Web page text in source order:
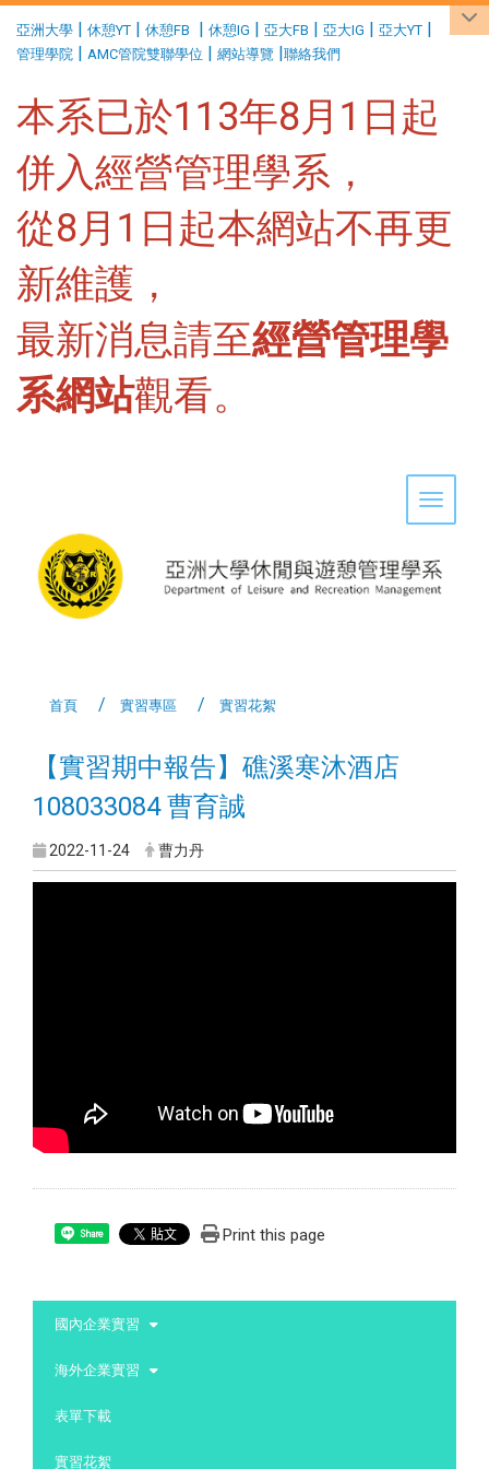
亞洲大學 | 休憩YT | 休憩FB | 休憩IG | 亞大FB | 亞大IG | 亞大YT |
管理學院 | AMC管院雙聯學位 | 網站導覽 |聯絡我們
本系已於113年8月1日起
併入經營管理學系，
從8月1日起本網站不再更
新維護，
最新消息請至經營管理學
系網站觀看。
Toggle
首頁 實習專區 實習花絮
【實習期中報告】礁溪寒沐酒店
108033084 曹育誠
2022-11-24 曹力丹
Share Print this page
國內企業實習
海外企業實習
表單下載
實習花絮